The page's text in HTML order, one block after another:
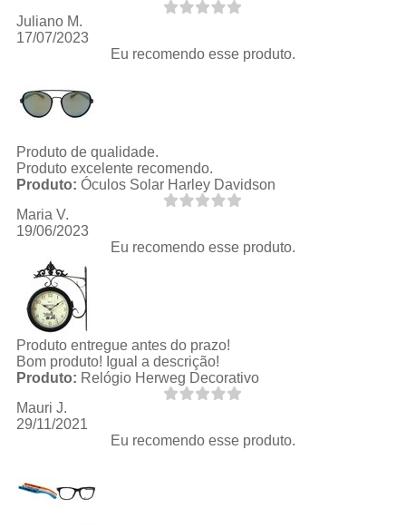
Juliano M.
17/07/2023
Eu recomendo esse produto.
Produto de qualidade.
Produto excelente recomendo.
Produto: Óculos Solar Harley Davidson
Maria V.
19/06/2023
Eu recomendo esse produto.
Produto entregue antes do prazo!
Bom produto! Igual a descrição!
Produto: Relógio Herweg Decorativo
Mauri J.
29/11/2021
Eu recomendo esse produto.